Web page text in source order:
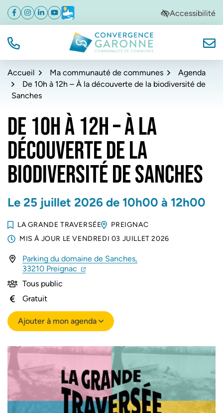
Aller
navigation
Aller
au
Aller
au
de
Facebook
(ouverture dans un nouvel onglet)
Instagram
(ouverture dans un nouvel onglet)
Linkedin
(ouverture dans un nouvel onglet)
YouTube
(ouverture dans un nouvel onglet)
Météo
(ouverture dans un nouvel onglet)Accessibilité
TÉL. Convergence Garonne
Accueil Ma communauté de communes
Agenda
De 10h à 12h – À la découverte de la biodiversité de
Sanches
DE 10H À 12H – À LA
DÉCOUVERTE DE LA
BIODIVERSITÉ DE SANCHES
Le 25 juillet 2026 de 10h00 à 12h00
LA GRANDE TRAVERSÉE
PREIGNAC
MIS À JOUR LEVENDREDI 03 JUILLET 2026
Parking du domaine de Sanches,
33210 Preignac (ouverture dans un nouvel onglet)
(ouverture dans un nouvel onglet)
Tous public
Gratuit
Ajouter à mon agenda